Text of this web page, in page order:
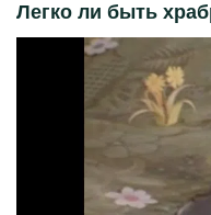
Легко ли быть